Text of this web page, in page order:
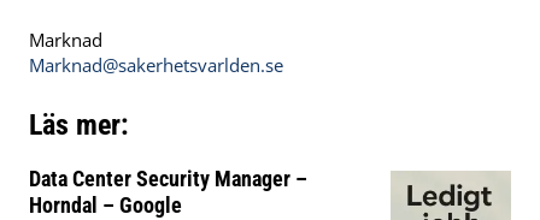
Marknad
Marknad@sakerhetsvarlden.se
Läs mer:
Data Center Security Manager –
Horndal – Google